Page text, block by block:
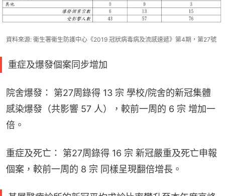
資料來源: 衞生署衞生防護中心《2019 冠狀病毒病及流感速遞》第4期，第27號
重症及爆發個案同步增加
院舍爆發： 第27周錄得 13 宗 學校/院舍的新冠集體
感染爆發（共影響 57 人），較前一周的 6 宗 增加一
倍。
重症及死亡： 第27周錄得 16 宗 新冠嚴重及死亡申報
個案，較前一周的 8 宗 同樣呈現翻倍增長。